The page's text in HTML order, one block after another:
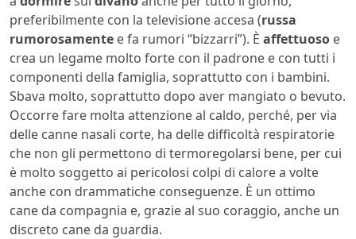
preferibilmente con la televisione accesa (russa
rumorosamente e fa rumori “bizzarri”). È affettuoso e
crea un legame molto forte con il padrone e con tutti i
componenti della famiglia, soprattutto con i bambini.
Sbava molto, soprattutto dopo aver mangiato o bevuto.
Occorre fare molta attenzione al caldo, perché, per via
delle canne nasali corte, ha delle difficoltà respiratorie
che non gli permettono di termoregolarsi bene, per cui
è molto soggetto ai pericolosi colpi di calore a volte
anche con drammatiche conseguenze. È un ottimo
cane da compagnia e, grazie al suo coraggio, anche un
discreto cane da guardia.